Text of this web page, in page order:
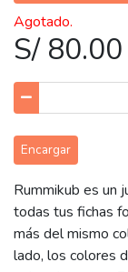
Agotado.
S/ 80.00
Encargar
Rummikub es un
todas tus fichas
más del mismo
lado, los colores